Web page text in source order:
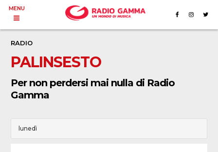
MENU
RADIO
PALINSESTO
Per non perdersi mai nulla di Radio
Gamma
lunedì